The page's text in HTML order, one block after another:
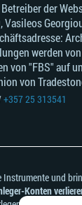
der
Vasileos
werden
von "FBS" auf
von
+357 25 313541
Instrumente und
Konten